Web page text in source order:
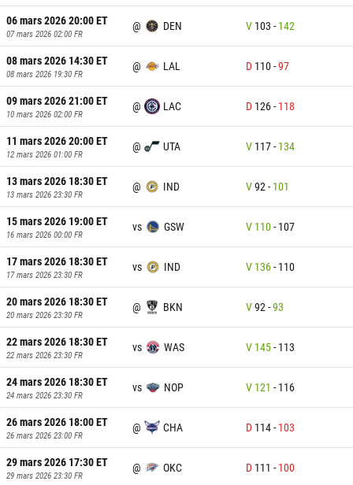
06 mars 2026 20:00ET
07 mars 2026 02:00 FR
@ DEN V 103 - 142
08 mars 2026 14:30ET
08 mars 2026 19:30 FR
@ LAL D 110-97
09 mars 2026 21:00ET
10 mars 2026 02:00 FR
@ LAC D 126- 118
11 mars 2026 20:00ET
12 mars 2026 01:00 FR
@ UTA V 117- 134
13 mars 2026 18:30ET
13 mars 2026 23:30 FR
@ IND V92- 101
15 mars 2026 19:00ET
16 mars 2026 00:00 FR
vs GSW V 110- 107
17 mars 2026 18:30ET
17 mars 2026 23:30 FR
vs IND V 136- 110
20 mars 2026 18:30ET
20 mars 2026 23:30 FR
@ BKN V92-93
22 mars 2026 18:30ET
22 mars 2026 23:30 FR
vs WAS V 145- 113
24 mars 2026 18:30ET
24 mars 2026 23:30 FR
vs NOP V 121 - 116
26 mars 2026 18:00ET
26 mars 2026 23:00 FR
@ CHA D 114- 103
29 mars 2026 17:30ET
29 mars 2026 23:30 FR
@ OKC D 111 - 100